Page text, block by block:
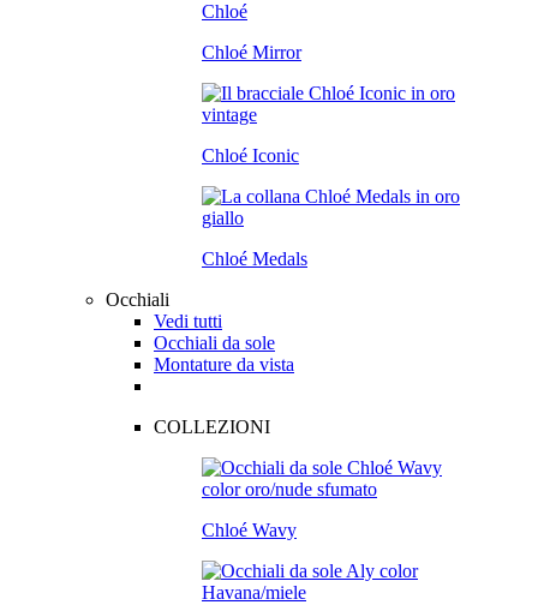
Chloé Mirror
Chloé Iconic
Chloé Medals
Occhiali
Vedi tutti
Occhiali da sole
Montature da vista
COLLEZIONI
Chloé Wavy